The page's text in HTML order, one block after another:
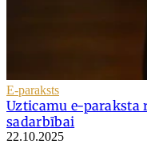
E-paraksts
Uzticamu e-
sadarbībai
22.10.2025